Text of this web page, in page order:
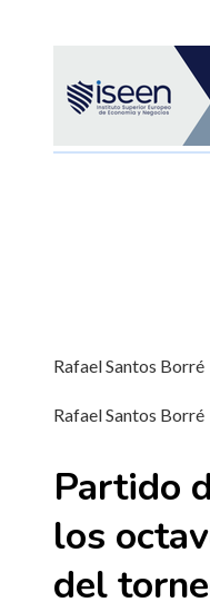
Rafael Santos Borré
Rafael Santos Borré
Partido
los
del